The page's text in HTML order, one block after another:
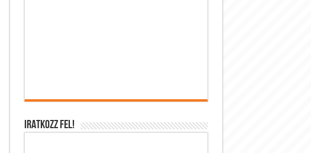
IRATKOZZ FEL!